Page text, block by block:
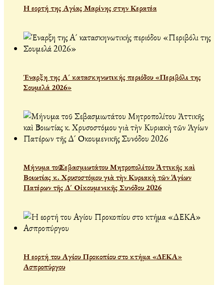
Η εορτή της Αγίας Μαρίνης στην Κερατέα
Έναρξη της Α´ κατασκηνωτικής περιόδου «Περιβόλι της
Σουμελά 2026»
Μήνυμα τοῦ Σεβασμιωτάτου Μητροπολίτου Ἀττικῆς καὶ
Βοιωτίας κ. Χρυσοστόμου γιὰ τὴν Κυριακὴ τῶν Ἁγίων
Πατέρων τῆς Δ´ Οἰκουμενικῆς Συνόδου 2026
Η εορτή του Αγίου Προκοπίου στο κτήμα «ΔΕΚΑ»
Ασπροπύργου